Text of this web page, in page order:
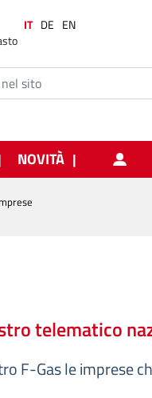
IT DE EN
NOVITÀ
telematico
F-Gas le imprese